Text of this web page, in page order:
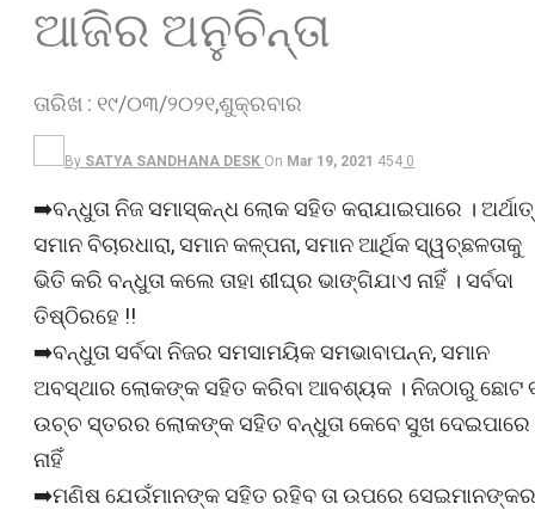
ଆଜିର ଅନୁଚିନ୍ତା
ତାରିଖ : ୧୯/୦୩/୨୦୨୧,ଶୁକ୍ରବାର
By SATYA SANDHANA DESK On Mar 19, 2021 454 0
➡️ବନ୍ଧୁତା ନିଜ ସମାସ୍କନ୍ଧ ଲୋକ ସହିତ କରାଯାଇପାରେ । ଅର୍ଥାତ୍
ସମାନ ବିଚାରଧାରା, ସମାନ କଳ୍ପନା, ସମାନ ଆର୍ଥିକ ସ୍ୱଚ୍ଛଳତାକୁ
ଭିତି କରି ବନ୍ଧୁତା କଲେ ତାହା ଶୀଘ୍ର ଭାଙ୍ଗିଯାଏ ନାହିଁ । ସର୍ବଦା
ତିଷ୍ଠିରହେ !!
➡️ବନ୍ଧୁତା ସର୍ବଦା ନିଜର ସମସାମୟିକ ସମଭାବାପନ୍ନ, ସମାନ
ଅବସ୍ଥାର ଲୋକଙ୍କ ସହିତ କରିବା ଆବଶ୍ୟକ । ନିଜଠାରୁ ଛୋଟ
ଉଚ୍ଚ ସ୍ତରର ଲୋକଙ୍କ ସହିତ ବନ୍ଧୁତା କେବେ ସୁଖ ଦେଇପାରେ
ନାହିଁ
➡️ମଣିଷ ଯେଉଁମାନଙ୍କ ସହିତ ରହିବ ତା ଉପରେ ସେଇମାନଙ୍କର